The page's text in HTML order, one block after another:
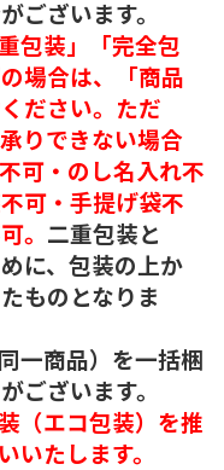
ございます。
包装」「完全包
場合は、「商品
ださい。ただ
りできない場合
可・のし名入れ不
可・手提げ袋不
。 二重包装と
に、包装の上か
ものとなりま
一商品）を一括梱
ございます。
（エコ包装）を推
いたします。